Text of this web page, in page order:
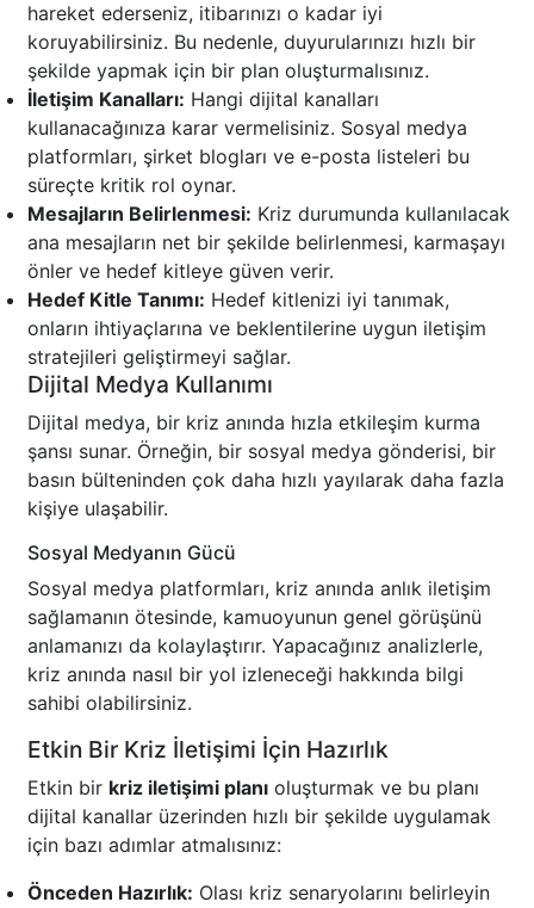
hareket ederseniz, itibarınızı o kadar iyi
koruyabilirsiniz. Bu nedenle, duyurularınızı hızlı bir
şekilde yapmak için bir plan oluşturmalısınız.
İletişim Kanalları: Hangi dijital kanalları
kullanacağınıza karar vermelisiniz. Sosyal medya
platformları, şirket blogları ve e-posta listeleri bu
süreçte kritik rol oynar.
Mesajların Belirlenmesi: Kriz durumunda kullanılacak
ana mesajların net bir şekilde belirlenmesi, karmaşayı
önler ve hedef kitleye güven verir.
Hedef Kitle Tanımı: Hedef kitlenizi iyi tanımak,
onların ihtiyaçlarına ve beklentilerine uygun iletişim
stratejileri geliştirmeyi sağlar.
Dijital Medya Kullanımı
Dijital medya, bir kriz anında hızla etkileşim kurma
şansı sunar. Örneğin, bir sosyal medya gönderisi, bir
basın bülteninden çok daha hızlı yayılarak daha fazla
kişiye ulaşabilir.
Sosyal Medyanın Gücü
Sosyal medya platformları, kriz anında anlık iletişim
sağlamanın ötesinde, kamuoyunun genel görüşünü
anlamanızı da kolaylaştırır. Yapacağınız analizlerle,
kriz anında nasıl bir yol izleneceği hakkında bilgi
sahibi olabilirsiniz.
Etkin Bir Kriz İletişimi İçin Hazırlık
Etkin bir kriz iletişimi planı oluşturmak ve bu planı
dijital kanallar üzerinden hızlı bir şekilde uygulamak
için bazı adımlar atmalısınız:
Önceden Hazırlık: Olası kriz senaryolarını belirleyin